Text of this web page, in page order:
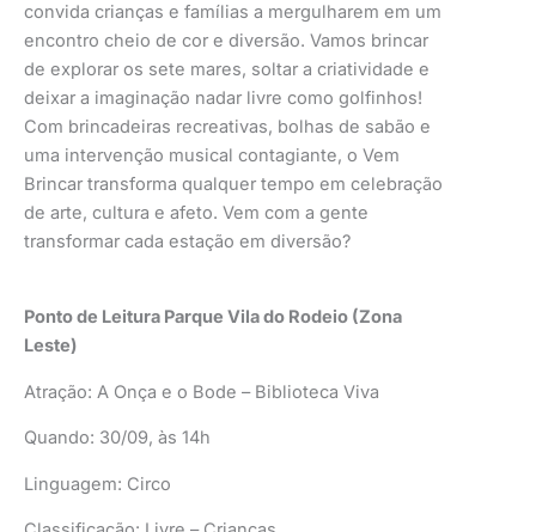
convida crianças e famílias a mergulharem em um
encontro cheio de cor e diversão. Vamos brincar
de explorar os sete mares, soltar a criatividade e
deixar a imaginação nadar livre como golfinhos!
Com brincadeiras recreativas, bolhas de sabão e
uma intervenção musical contagiante, o Vem
Brincar transforma qualquer tempo em celebração
de arte, cultura e afeto. Vem com a gente
transformar cada estação em diversão?
Ponto de Leitura Parque Vila do Rodeio (Zona
Leste)
Atração: A Onça e o Bode – Biblioteca Viva
Quando: 30/09, às 14h
Linguagem: Circo